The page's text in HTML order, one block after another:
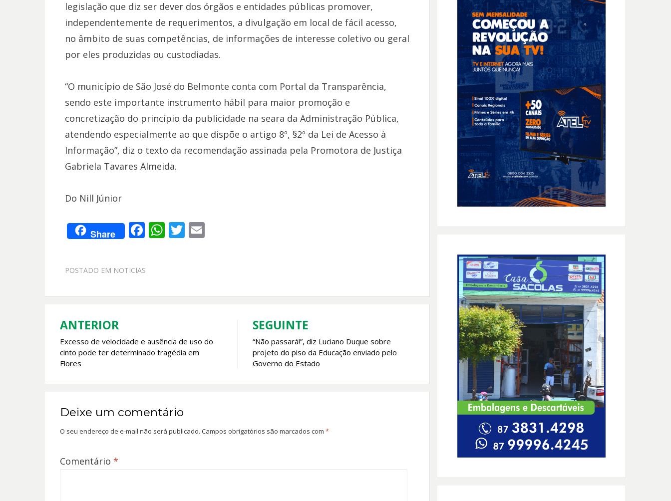
legislação que diz ser dever dos órgãos e entidades públicas promover,
independentemente de requerimentos, a divulgação em local de fácil acesso,
no âmbito de suas competências, de informações de interesse coletivo ou geral
por eles produzidas ou custodiadas.
“O município de São José do Belmonte conta com Portal da Transparência,
sendo este importante instrumento hábil para maior promoção e
concretização do princípio da publicidade na seara da Administração Pública,
atendendo especialmente ao que dispõe o artigo 8º, §2º da Lei de Acesso à
Informação”, diz o texto da recomendação assinada pela Promotora de Justiça
Gabriela Tavares Almeida.
Do Nill Júnior
Share F
b
o
W
A
T E
POSTADO EM NOTICIAS
Navegação
de
Post
ANTERIOR
Excesso de velocidade e ausência de uso do
cinto pode ter determinado tragédia em
Flores
SEGUINTE
“Não passará!”, diz Luciano Duque sobre
projeto do piso da Educação enviado pelo
Governo do Estado
Deixe um comentário
O seu endereço de e-mail não será publicado. Campos obrigatórios são marcados com *
Comentário *